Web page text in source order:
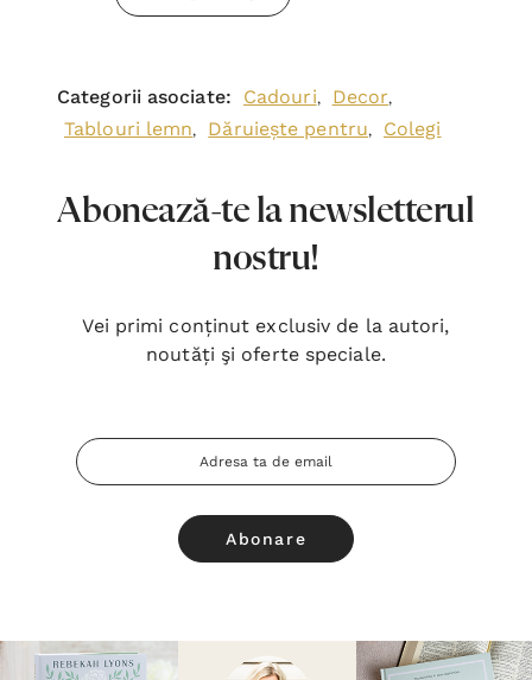
Categorii asociate: Cadouri, Decor,
Tablouri lemn, Dăruiește pentru, Colegi
Abonează-te la newsletterul
nostru!
Vei primi conținut exclusiv de la autori,
noutăți şi oferte speciale.
Adresa
Email